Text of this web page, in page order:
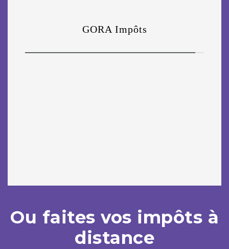
Ou faites vos impôts à
distance